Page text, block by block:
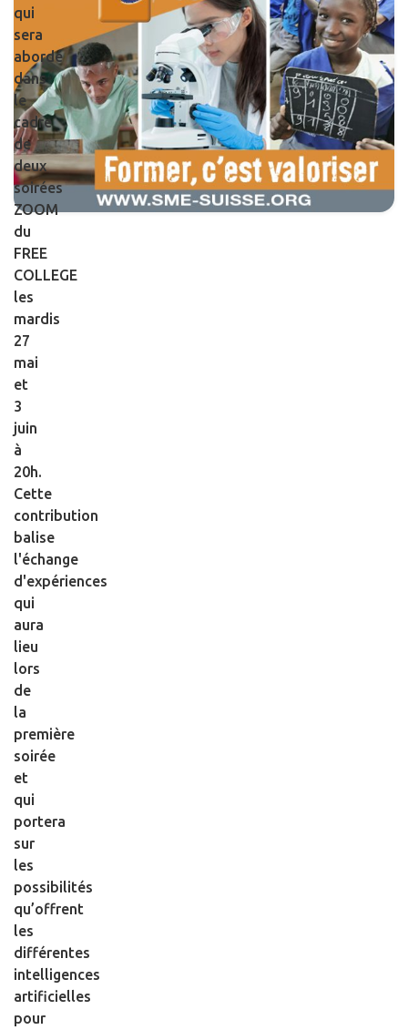
qui
sera
abordé
dans
le
cadre
de
deux
soirées
ZOOM
du
FREE
COLLEGE
les
mardis
27
mai
et
3
juin
à
20h.
Cette
contribution
balise
l'échange
d'expériences
qui
aura
lieu
lors
de
la
première
soirée
et
qui
portera
sur
les
possibilités
qu’offrent
les
différentes
intelligences
artificielles
pour